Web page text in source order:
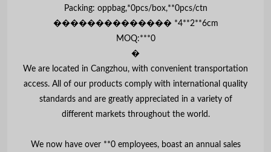
Packing: oppbag,*0pcs/box,**0pcs/ctn
�������������� *4**2**6cm
MOQ:***0
�
We are located in Cangzhou, with convenient transportation
access. All of our products comply with international quality
standards and are greatly appreciated in a variety of
different markets throughout the world.
We now have over **0 employees, boast an annual sales